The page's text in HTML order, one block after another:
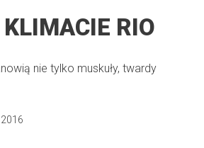
RIO
nie tylko muskuły, twardy